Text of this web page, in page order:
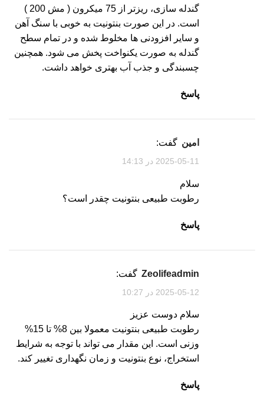
گندله سازی، ریزتر از 75 میکرون ( مش 200 )
است. در این صورت بنتونیت به خوبی با سنگ آهن
و سایر افزودنی ها مخلوط شده و در تمام سطح
گندله به صورت یکنواخت پخش می شود. همچنین
چسبندگی و جذب آب بهتری خواهد داشت.
پاسخ
امین گفت:
2025-05-11 در 14:13
سلام
رطوبت طبیعی بنتونیت چقدر است؟
پاسخ
zeolifeadmin گفت:
2025-05-12 در 10:27
سلام دوست عزیز
رطوبت طبیعی بنتونیت معمولا بین 8% تا 15%
وزنی است. این مقدار می تواند با توجه به شرایط
استخراج، نوع بنتونیت و زمان نگهداری تغییر کند.
پاسخ